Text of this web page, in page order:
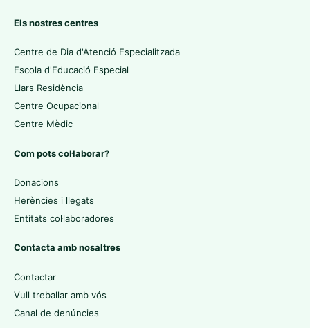
Els nostres centres
Centre de Dia d'Atenció Especialitzada
Escola d'Educació Especial
Llars Residència
Centre Ocupacional
Centre Mèdic
Com pots col·laborar?
Donacions
Herències i llegats
Entitats col·laboradores
Contacta amb nosaltres
Contactar
Vull treballar amb vós
Canal de denúncies